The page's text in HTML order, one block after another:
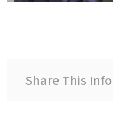
Share This